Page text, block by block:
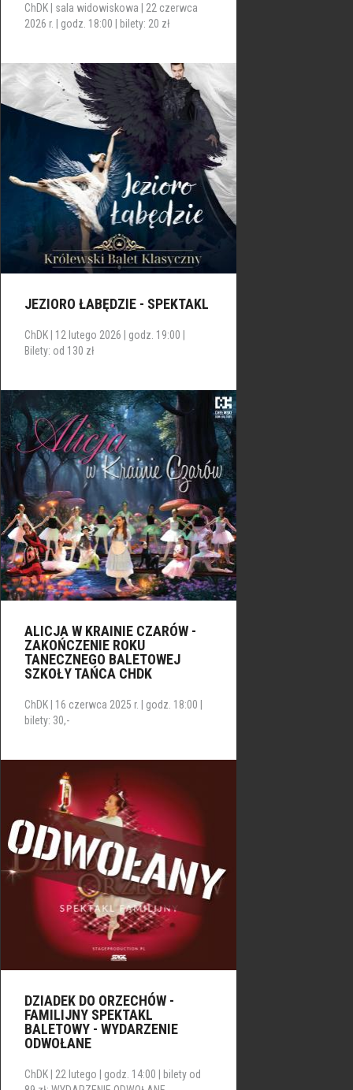
ChDK | sala widowiskowa | 22 czerwca
2026 r. | godz. 18:00 | bilety: 20 zł
JEZIORO ŁABĘDZIE - SPEKTAKL
ChDK | 12 lutego 2026 | godz. 19:00 |
Bilety: od 130 zł
ALICJA W KRAINIE CZARÓW -
ZAKOŃCZENIE ROKU
TANECZNEGO BALETOWEJ
SZKOŁY TAŃCA CHDK
ChDK | 16 czerwca 2025 r. | godz. 18:00 |
bilety: 30,-
DZIADEK DO ORZECHÓW -
FAMILIJNY SPEKTAKL
BALETOWY - WYDARZENIE
ODWOŁANE
ChDK | 22 lutego | godz. 14:00 | bilety od